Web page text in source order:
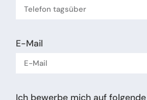
E-Mail
Ich bewerbe mich auf